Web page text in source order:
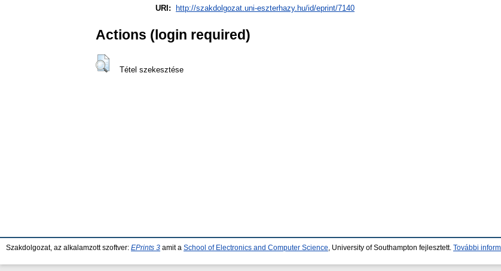
URI:
http://szakdolgozat.uni-eszterhazy.hu/id/eprint/7140
Actions (login required)
Tétel szekesztése
Szakdolgozat, az alkalamzott szoftver: EPrints 3 amit a School of Electronics and Computer Science , University of Southampton fejlesztett. További